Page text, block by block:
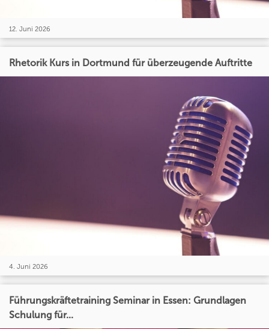
12. Juni 2026
Rhetorik Kurs in Dortmund für überzeugende Auftritte
4. Juni 2026
Führungskräftetraining Seminar in Essen: Grundlagen
Schulung für...